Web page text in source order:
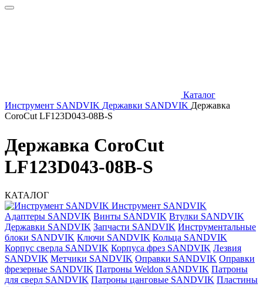
Каталог
Инструмент SANDVIK Державки SANDVIK Державка
CoroCut LF123D043-08B-S
Державка CoroCut
LF123D043-08B-S
КАТАЛОГ
Инструмент SANDVIK
Адаптеры SANDVIK Винты SANDVIK Втулки SANDVIK
Державки SANDVIK Запчасти SANDVIK Инструментальные
блоки SANDVIK Ключи SANDVIK Кольца SANDVIK
Корпус сверла SANDVIK Корпуса фрез SANDVIK Лезвия
SANDVIK Метчики SANDVIK Оправки SANDVIK Оправки
фрезерные SANDVIK Патроны Weldon SANDVIK Патроны
для сверл SANDVIK Патроны цанговые SANDVIK Пластины